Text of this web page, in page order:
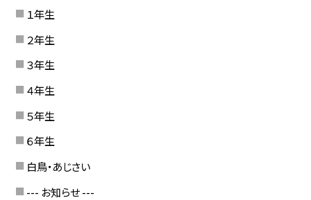
１年生
２年生
３年生
４年生
５年生
６年生
白鳥・あじさい
--- お知らせ ---